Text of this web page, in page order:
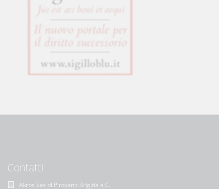
Contatti
Akros Sas di Pirovano Brigida e C.